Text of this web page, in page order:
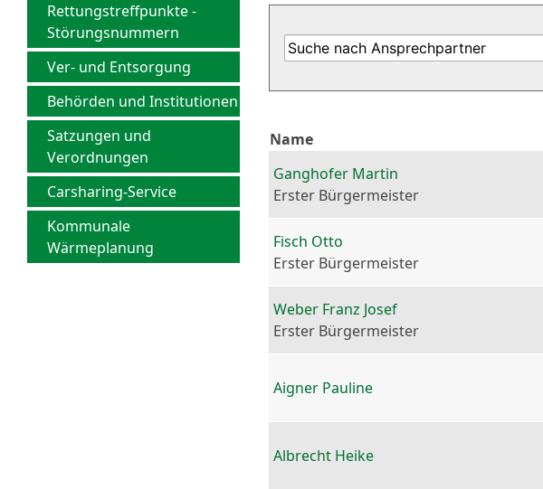
Rettungstreffpunkte -
Störungsnummern
Ver- und Entsorgung
Behörden und Institutionen
Satzungen und
Verordnungen
Carsharing-Service
Kommunale
Wärmeplanung
Name
Ganghofer Martin
Erster Bürgermeister
Fisch Otto
Erster Bürgermeister
Weber Franz Josef
Erster Bürgermeister
Aigner Pauline
Albrecht Heike